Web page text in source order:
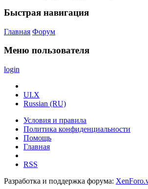
Быстрая навигация
Главная Форум
Меню пользователя
login
UI.X
Russian (RU)
Условия и правила
Политика конфиденциальности
Помощь
Главная
RSS
Разработка и поддержка форума: